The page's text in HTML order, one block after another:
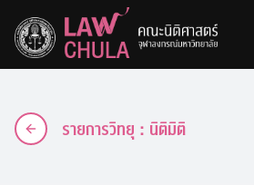
content
รายการวิทยุ : นิติมิติ